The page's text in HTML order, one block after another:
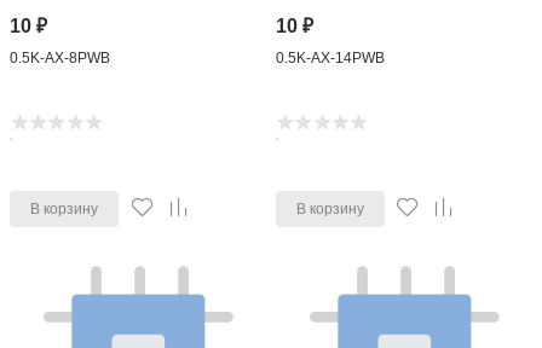
10₽
0.5K-AX-8PWB
В корзину
10 ₽
0.5K-AX-14PWB
В корзину